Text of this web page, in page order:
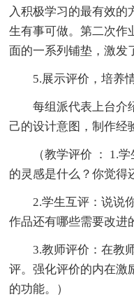
入积极学习的最有效的
生有事可做。第二次作
面的一系列铺垫，激发
5.展示评价，培养
每组派代表上台介绍
己的设计意图，制作经
（教学评价 ： 1.学
的灵感是什么？你觉得
2.学生互评：说说你
作品还有哪些需要改进
3.教师评价：在教师
评。强化评价的内在激
的功能。）